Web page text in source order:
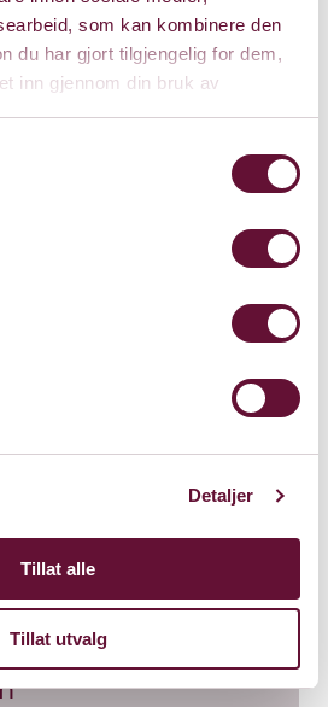
som kan kombinere den
du har gjort tilgjengelig for dem,
inn gjennom din bruk av
Detaljer
Tillat alle
Tillat utvalg
2025